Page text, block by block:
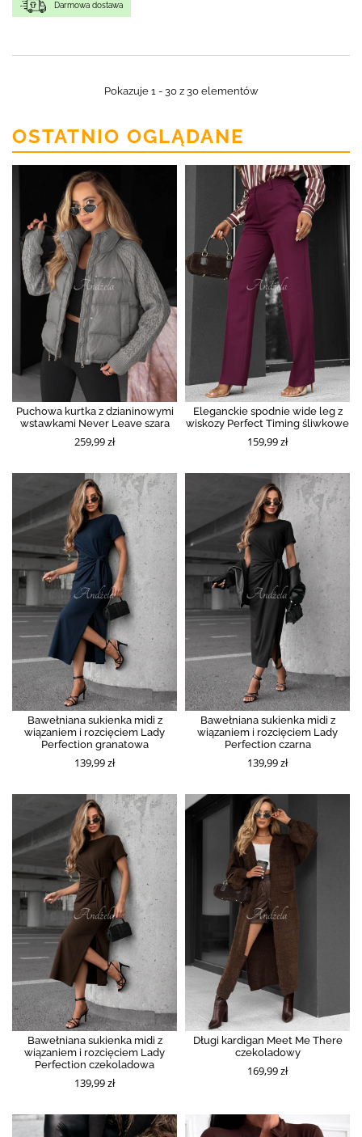
Darmowa dostawa
Pokazuje 1 - 30 z 30 elementów
OSTATNIO OGLĄDANE
Puchowa kurtka z dzianinowymi
wstawkami Never Leave szara
259,99 zł
Eleganckie spodnie wide leg z
wiskozy Perfect Timing śliwkowe
159,99 zł
Bawełniana sukienka midi z
wiązaniem i rozcięciem Lady
Perfection granatowa
139,99 zł
Bawełniana sukienka midi z
wiązaniem i rozcięciem Lady
Perfection czarna
139,99 zł
Bawełniana sukienka midi z
wiązaniem i rozcięciem Lady
Perfection czekoladowa
139,99 zł
Długi kardigan Meet Me There
czekoladowy
169,99 zł